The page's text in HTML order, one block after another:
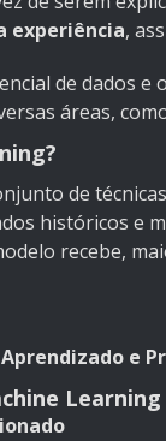
experiência,
de dados
áreas,
de
históricos e
recebe,
e
Learning